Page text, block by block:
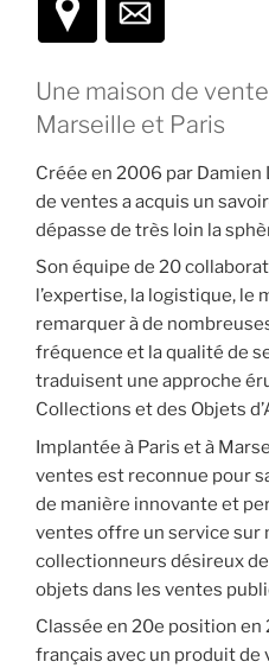
Une maison de
Marseille et Paris
Créée en 2006 par Damien
de ventes a acquis un
dépasse de très loin la
Son équipe de 20
l’expertise, la logistique, le
remarquer à de
fréquence et la qualité de
traduisent une approche
Collections et des Objets
Implantée à Paris et à
ventes est reconnue pour
de manière innovante et
ventes offre un service sur
collectionneurs désireux
objets dans les ventes
Classée en 20e position en
français avec un produit de